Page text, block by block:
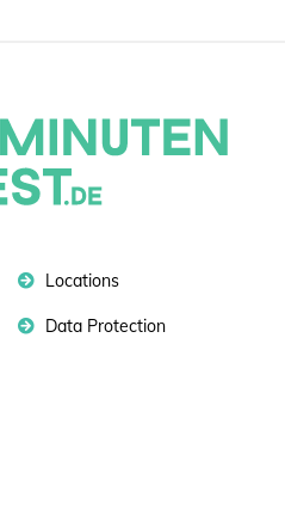
Locations
Data Protection